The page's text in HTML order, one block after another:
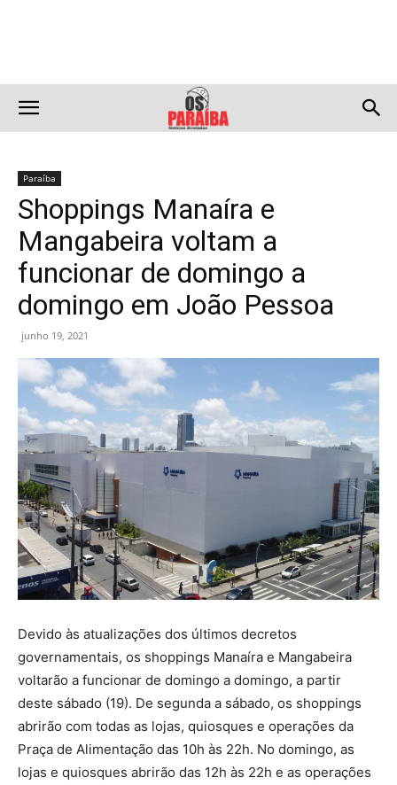
Paraíba
Shoppings Manaíra e
Mangabeira voltam a
funcionar de domingo a
domingo em João Pessoa
junho 19, 2021
Devido às atualizações dos últimos decretos
governamentais, os shoppings Manaíra e Mangabeira
voltarão a funcionar de domingo a domingo, a partir
deste sábado (19). De segunda a sábado, os shoppings
abrirão com todas as lojas, quiosques e operações da
Praça de Alimentação das 10h às 22h. No domingo, as
lojas e quiosques abrirão das 12h às 22h e as operações